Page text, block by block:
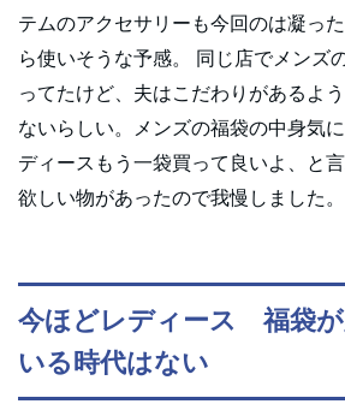
テムのアクセサリーも今回のは凝っ
ら使いそうな予感。 同じ店でメンズ
ってたけど、夫はこだわりがあるよ
ないらしい。メンズの福袋の中身気
ディースもう一袋買って良いよ、と
欲しい物があったので我慢しました
今ほどレディース 福袋が
いる時代はない